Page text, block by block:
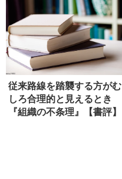
従来路線を踏襲する方がむ
しろ合理的と見えるとき
『組織の不条理』【書評】